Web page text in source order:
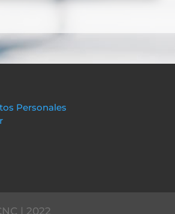
Personales
| 2022